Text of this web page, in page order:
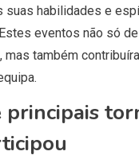
suas habilidades e
eventos não só
mas também
principais